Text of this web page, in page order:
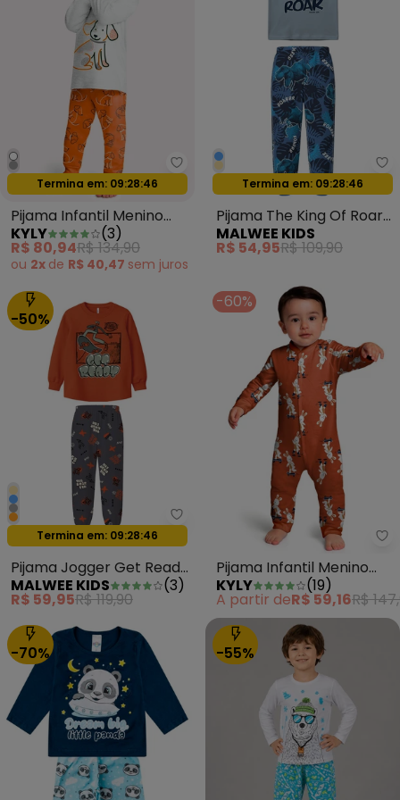
Kyly - Pijama Infantil Menino
Oferta relâmpago
Termina em: 09:28:44
Pijama Infantil Menino
Cachorrinho Cinza
KYLY (3)
R$ 80,94R$ 134,90
ou 2x de R$ 40,47 sem juros
Oferta relâmpago
Termina em: 09:28:44
Pijama The King Of Roar
Azul Pastel
MALWEE KIDS
R$ 54,95R$ 109,90
-50%
Malwee Kids - Pijama Jogger
Oferta relâmpago
Termina em: 09:28:44
Pijama Jogger Get Ready
Laranja
MALWEE KIDS (3)
R$ 59,95R$ 119,90
-60%
Pijama Infantil Menino
Coelhinho Laranja
KYLY (19)
A partir deR$ 59,16R$
-70% -55%